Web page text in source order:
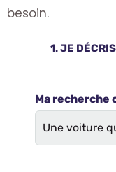
besoin.